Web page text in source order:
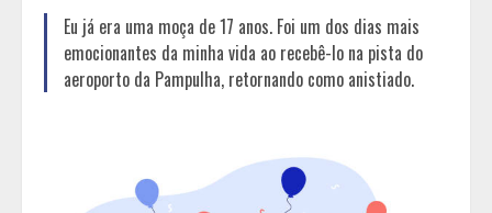
Eu já era uma moça de 17 anos. Foi um dos dias mais
emocionantes da minha vida ao recebê-lo na pista do
aeroporto da Pampulha, retornando como anistiado.